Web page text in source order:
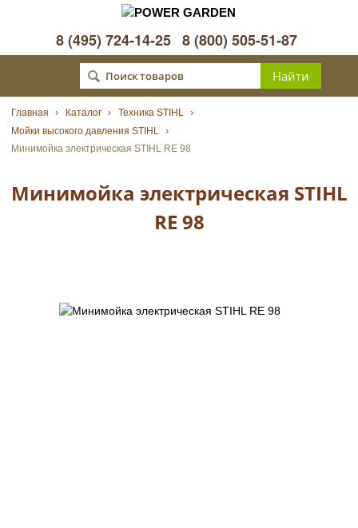
8 (495) 724-14-25 8 (800) 505-51-87
Главная Каталог
Техника STIHL
Мойки высокого давления STIHL
Минимойка электрическая STIHL RE 98
Минимойка электрическая STIHL
RE 98